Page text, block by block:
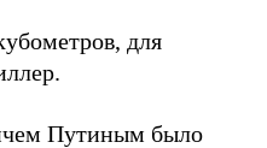
для
Путиным было